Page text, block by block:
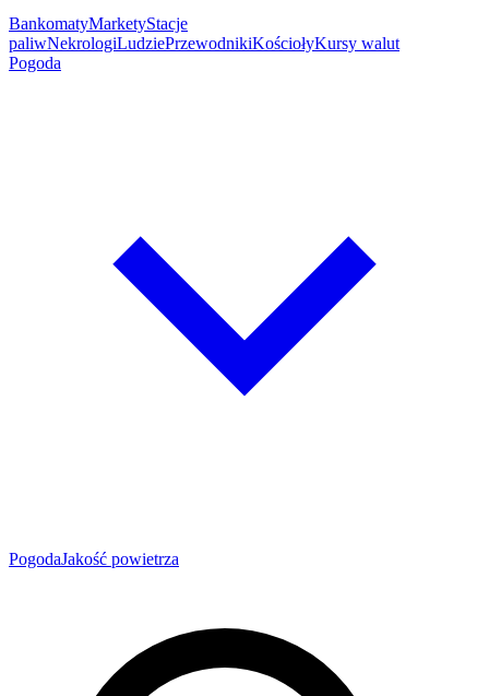
BankomatyMarketyStacje
paliwNekrologiLudziePrzewodnikiKościołyKursy walut
Pogoda
PogodaJakość powietrza